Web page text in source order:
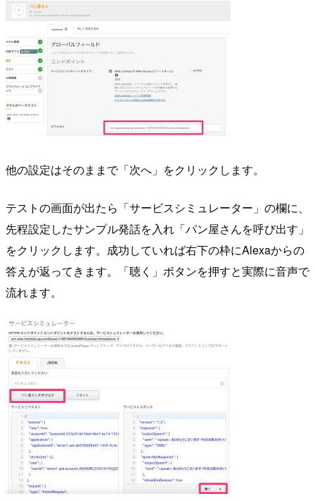
他の設定はそのままで「次へ」をクリックします。
テストの画面が出たら「サービスシミュレーター」の欄に、
先程設定したサンプル発話を入れ「パン屋さんを呼び出す」
をクリックします。成功していれば右下の枠にAlexaからの
答えが返ってきます。「聴く」ボタンを押すと実際に音声で
流れます。